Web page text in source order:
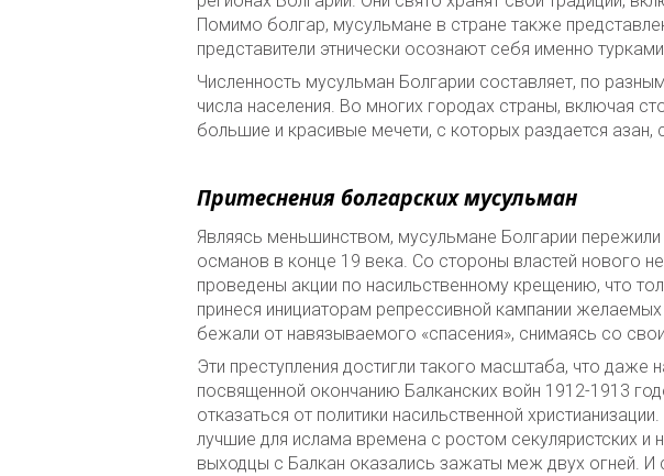
Помимо болгар, мусульмане в стране также
представители этнически осознают себя именно
Численность мусульман Болгарии составляет, по
числа населения. Во многих городах страны, включая
большие и красивые мечети, с которых раздается
Притеснения болгарских мусульман
Являясь меньшинством, мусульмане Болгарии
османов в конце 19 века. Со стороны властей нового
проведены акции по насильственному крещению, что
принеся инициаторам репрессивной кампании
бежали от навязываемого «спасения», снимаясь со
Эти преступления достигли такого масштаба, что даже
посвященной окончанию Балканских войн 1912-1913
отказаться от политики насильственной
лучшие для ислама времена с ростом секуляристских и
выходцы с Балкан оказались зажаты меж двух огней. И